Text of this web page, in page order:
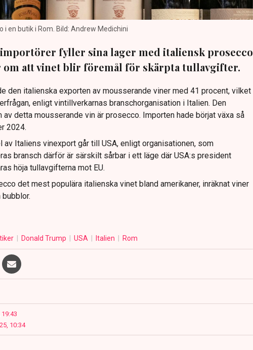
i en butik i Rom. Bild: Andrew Medichini
fyller sina lager med italiensk prosecco
om att vinet blir föremål för skärpta tullavgifter.
den italienska exporten av mousserande viner med 41 procent, vilket
enligt vintillverkarnas branschorganisation i Italien. Den
av detta mousserande vin är prosecco. Importen hade börjat växa så
2024.
av Italiens vinexport går till USA, enligt organisationen, som
bransch därför är särskilt sårbar i ett läge där USA:s president
höja tullavgifterna mot EU.
det mest populära italienska vinet bland amerikaner, inräknat viner
Donald Trump USA Italien Rom
10:34